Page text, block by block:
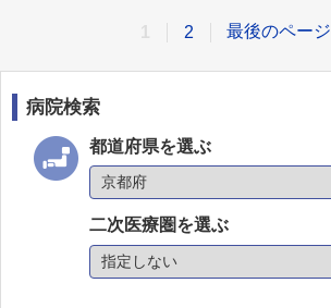
2 最後のページ
病院検索
都道府県を選ぶ
二次医療圏を選ぶ